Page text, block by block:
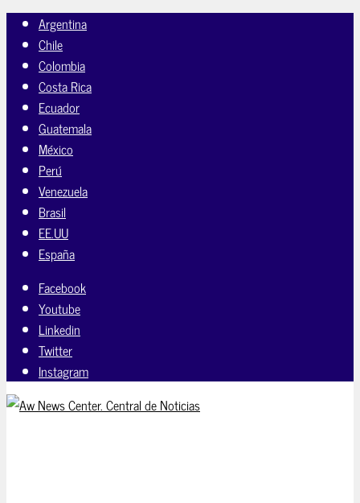
Argentina
Chile
Colombia
Costa Rica
Ecuador
Guatemala
México
Perú
Venezuela
Brasil
EE.UU
España
Facebook
Youtube
Linkedin
Twitter
Instagram